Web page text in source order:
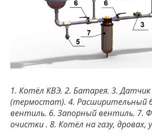
1. Котёл КВЭ. 2. Батарея. 3.
(термостат). 4. Расширительный
вентиль. 6. Запорный вентиль. 7.
очистки . 8. Котёл на газу, дровах,